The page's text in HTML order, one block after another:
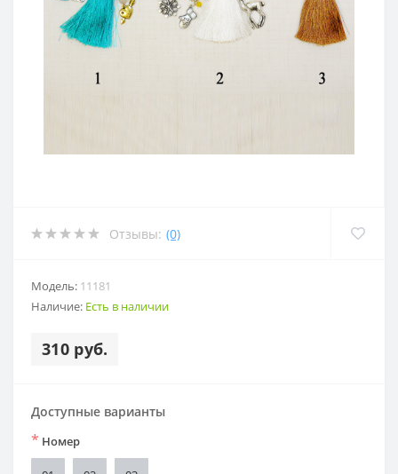
Отзывы: (0)
Модель: 11181
Наличие: Есть в наличии
310 руб.
Доступные варианты
* Номер